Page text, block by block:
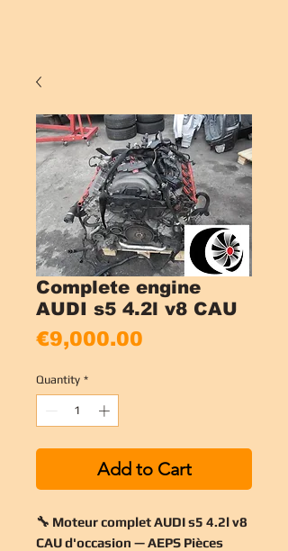
Complete engine
AUDI s5 4.2l v8 CAU
€9,000.00
Quantity *
Add to Cart
🔧 Moteur complet AUDI s5 4.2l v8
CAU d'occasion — AEPS Pièces